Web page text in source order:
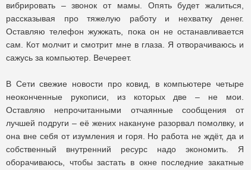
вибрировать – звонок от мамы. Опять будет жалиться,
рассказывая про тяжелую работу и нехватку денег.
Оставляю телефон жужжать, пока он не останавливается
сам. Кот молчит и смотрит мне в глаза. Я отворачиваюсь и
сажусь за компьютер. Вечереет.
В Сети свежие новости про ковид, в компьютере четыре
неоконченные рукописи, из которых две – не мои.
Оставляю непрочитанными отчаянные сообщения от
лучшей подруги – её жених накануне разорвал помолвку, и
она вне себя от изумления и горя. Но работа не ждёт, да и
собственный внутренний ресурс надо экономить. Я
оборачиваюсь, чтобы застать в окне последние закатные